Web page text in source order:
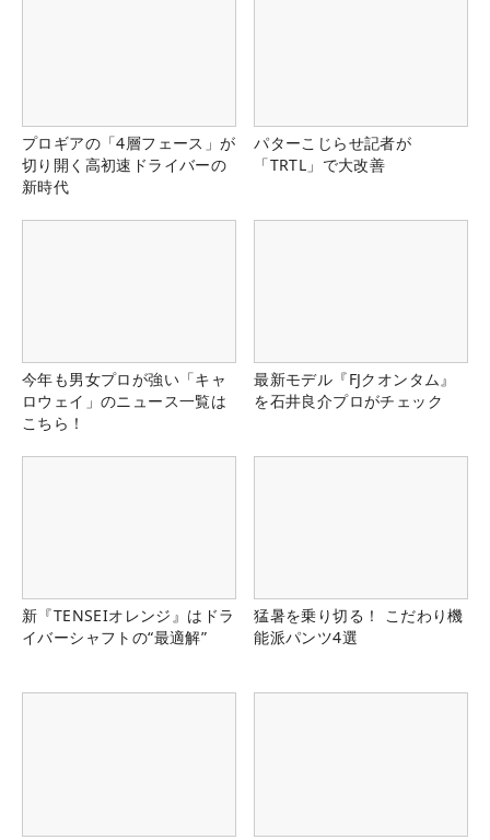
プロギアの「4層フェース」が
切り開く高初速ドライバーの
新時代
パターこじらせ記者が
「TRTL」で大改善
今年も男女プロが強い「キャ
ロウェイ」のニュース一覧は
こちら！
最新モデル『FJクオンタム』
を石井良介プロがチェック
新『TENSEIオレンジ』はドラ
イバーシャフトの“最適解”
猛暑を乗り切る！ こだわり機
能派パンツ4選